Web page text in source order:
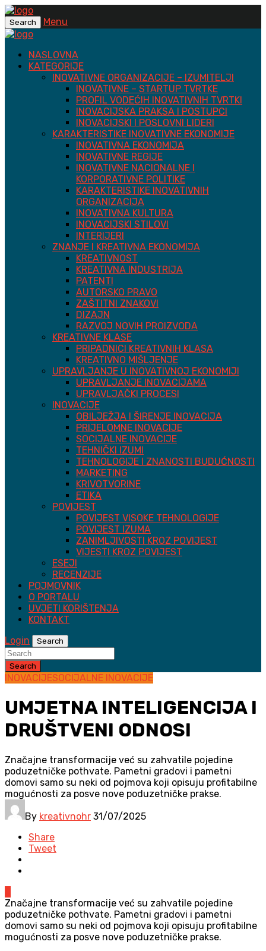
Search Menu
NASLOVNA
KATEGORIJE
INOVATIVNE ORGANIZACIJE – IZUMITELJI
INOVATIVNE – STARTUP TVRTKE
PROFIL VODEĆIH INOVATIVNIH TVRTKI
INOVACIJSKA PRAKSA I POSTUPCI
INOVACIJSKI I POSLOVNI LIDERI
KARAKTERISTIKE INOVATIVNE EKONOMIJE
INOVATIVNA EKONOMIJA
INOVATIVNE REGIJE
INOVATIVNE NACIONALNE I
KORPORATIVNE POLITIKE
KARAKTERISTIKE INOVATIVNIH
ORGANIZACIJA
INOVATIVNA KULTURA
INOVACIJSKI STILOVI
INTERIJERI
ZNANJE I KREATIVNA EKONOMIJA
KREATIVNOST
KREATIVNA INDUSTRIJA
PATENTI
AUTORSKO PRAVO
ZAŠTITNI ZNAKOVI
DIZAJN
RAZVOJ NOVIH PROIZVODA
KREATIVNE KLASE
PRIPADNICI KREATIVNIH KLASA
KREATIVNO MIŠLJENJE
UPRAVLJANJE U INOVATIVNOJ EKONOMIJI
UPRAVLJANJE INOVACIJAMA
UPRAVLJAČKI PROCESI
INOVACIJE
OBILJEŽJA I ŠIRENJE INOVACIJA
PRIJELOMNE INOVACIJE
SOCIJALNE INOVACIJE
TEHNIČKI IZUMI
TEHNOLOGIJE I ZNANOSTI BUDUĆNOSTI
MARKETING
KRIVOTVORINE
ETIKA
POVIJEST
POVIJEST VISOKE TEHNOLOGIJE
POVIJEST IZUMA
ZANIMLJIVOSTI KROZ POVIJEST
VIJESTI KROZ POVIJEST
ESEJI
RECENZIJE
POJMOVNIK
O PORTALU
UVJETI KORIŠTENJA
KONTAKT
Login
Search
Search
INOVACIJESOCIJALNE INOVACIJE
UMJETNA INTELIGENCIJA I
DRUŠTVENI ODNOSI
Značajne transformacije već su zahvatile pojedine
poduzetničke pothvate. Pametni gradovi i pametni
domovi samo su neki od pojmova koji opisuju profitabilne
mogućnosti za posve nove poduzetničke prakse.
By kreativnohr 31/07/2025
Share
Tweet
Značajne transformacije već su zahvatile pojedine
poduzetničke pothvate. Pametni gradovi i pametni
domovi samo su neki od pojmova koji opisuju profitabilne
mogućnosti za posve nove poduzetničke prakse.